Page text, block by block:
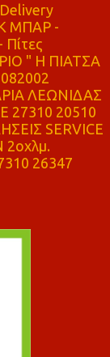
ΜΠΑΡ -
Πίτες
" Η ΠΙΑΤΣΑ
ΛΕΩΝΙΔΑΣ
27310 20510
SERVICE
26347